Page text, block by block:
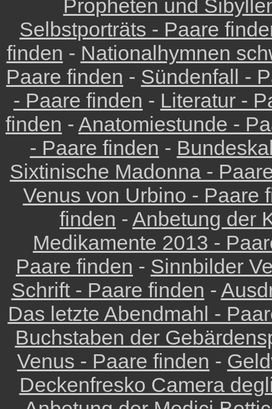
Propheten und
Selbstporträts - Paare
finden - Nationalhymnen
Paare finden - Sündenfall -
- Paare finden - Literatur -
finden - Anatomiestunde -
- Paare finden -
Sixtinische Madonna -
Venus von Urbino - Paare
finden - Anbetung der
Medikamente 2013 -
Paare finden - Sinnbilder
Schrift - Paare finden -
Das letzte Abendmahl -
Buchstaben der
Venus - Paare finden -
Deckenfresko Camera